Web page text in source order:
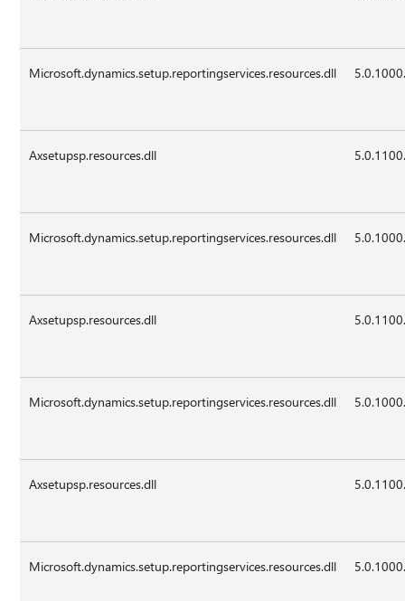
Microsoft.dynamics.setup.reportingservices.resources.dll
Axsetupsp.resources.dll
Microsoft.dynamics.setup.reportingservices.resources.dll
Axsetupsp.resources.dll
Microsoft.dynamics.setup.reportingservices.resources.dll
Axsetupsp.resources.dll
Microsoft.dynamics.setup.reportingservices.resources.dll